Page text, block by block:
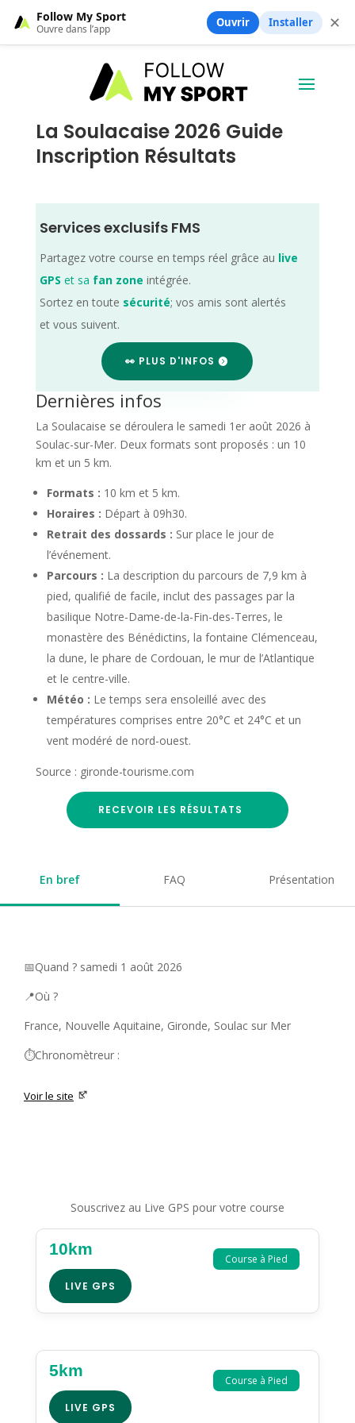
La Soulacaise 2026 Guide
Inscription Résultats
Services exclusifs FMS
Partagez votre course en temps réel grâce au live
GPS et sa fan zone intégrée.
Sortez en toute sécurité; vos amis sont alertés
et vous suivent.
👀 PLUS D'INFOS
Dernières infos
La Soulacaise se déroulera le samedi 1er août 2026 à
Soulac-sur-Mer. Deux formats sont proposés : un 10
km et un 5 km.
Formats : 10 km et 5 km.
Horaires : Départ à 09h30.
Retrait des dossards : Sur place le jour de
l’événement.
Parcours : La description du parcours de 7,9 km à
pied, qualifié de facile, inclut des passages par la
basilique Notre-Dame-de-la-Fin-des-Terres, le
monastère des Bénédictins, la fontaine Clémenceau,
la dune, le phare de Cordouan, le mur de l’Atlantique
et le centre-ville.
Météo : Le temps sera ensoleillé avec des
températures comprises entre 20°C et 24°C et un
vent modéré de nord-ouest.
Source : gironde-tourisme.com
RECEVOIR LES RÉSULTATS
En bref FAQ Présentation
📅Quand ? samedi 1 août 2026
📍Où ?
France, Nouvelle Aquitaine, Gironde, Soulac sur Mer
⏱️Chronomètreur :
Voir le site
Souscrivez au Live GPS pour votre course
Course à Pied
10km
LIVE GPS
Course à Pied
5km
LIVE GPS
Follow My Sport
Ouvre dans l’app Ouvrir Installer ✕